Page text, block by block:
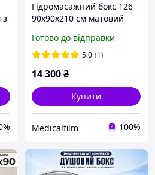
з
Гідромасажний бокс 126
90x90х210 см матовий
двері на низькому піддоні
Готово до відправки
5.0 (1)
14 300₴
Купити
Medicalfilm 100%